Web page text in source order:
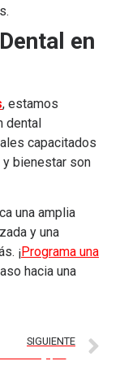
en
, estamos
dental
capacitados
y bienestar son
una amplia
y una
¡Programa una
hacia una
SIGUIENTE